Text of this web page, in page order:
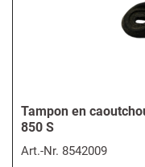
Tampon en
850 S
Art.-Nr. 8542009